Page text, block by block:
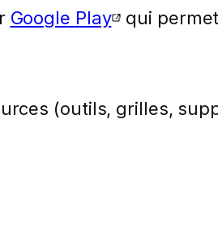
Google Play qui
(outils, grilles,